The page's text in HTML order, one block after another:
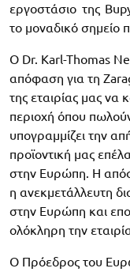
εργοστάσιο της
το μοναδικό σημείο
Ο Dr. Karl-Thomas
απόφαση για τη
της εταιρίας μας
περιοχή όπου
υπογραμμίζει την
προϊοντική μας
στην Ευρώπη. Η
η ανεκμετάλλευτη
στην Ευρώπη και
ολόκληρη την
Ο Πρόεδρος του